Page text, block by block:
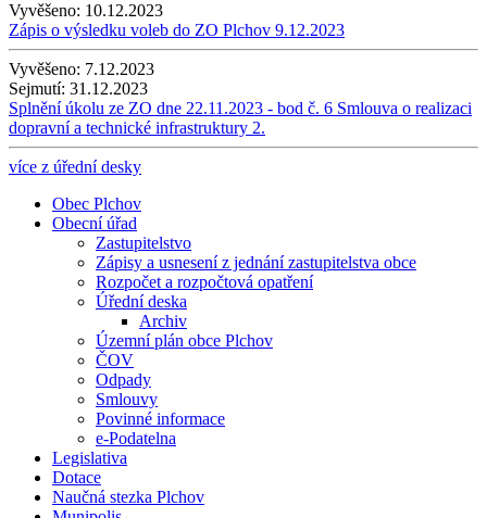
Vyvěšeno: 10.12.2023
Zápis o výsledku voleb do ZO Plchov 9.12.2023
Vyvěšeno: 7.12.2023
Sejmutí: 31.12.2023
Splnění úkolu ze ZO dne 22.11.2023 - bod č. 6 Smlouva o realizaci
dopravní a technické infrastruktury 2.
více z úřední desky
Obec Plchov
Obecní úřad
Zastupitelstvo
Zápisy a usnesení z jednání zastupitelstva obce
Rozpočet a rozpočtová opatření
Úřední deska
Archiv
Územní plán obce Plchov
ČOV
Odpady
Smlouvy
Povinné informace
e-Podatelna
Legislativa
Dotace
Naučná stezka Plchov